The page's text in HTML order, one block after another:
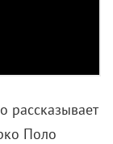
рассказывает
Поло